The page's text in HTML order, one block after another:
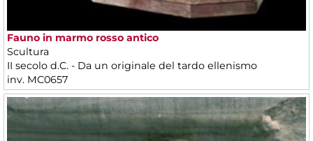
Fauno in marmo rosso antico
Scultura
II secolo d.C. - Da un originale del tardo ellenismo
inv. MC0657